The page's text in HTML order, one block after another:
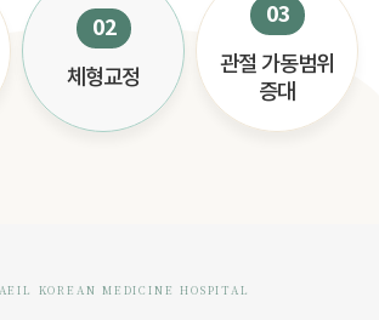
02
체형교정
03
관절 가동범위
증대
KOREAN MEDICINE HOSPITAL